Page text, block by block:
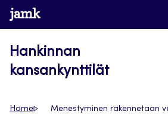
Siirry
suoraan
www.jamk.fi
Hankinnan
kansankynttilät
Home Menestyminen rakennetaan